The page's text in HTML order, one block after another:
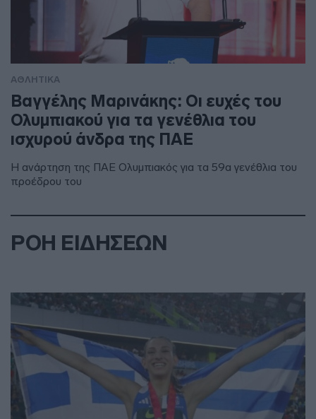
ΑΘΛΗΤΙΚΑ
Βαγγέλης Μαρινάκης: Οι ευχές του
Ολυμπιακού για τα γενέθλια του
ισχυρού άνδρα της ΠΑΕ
Η ανάρτηση της ΠΑΕ Ολυμπιακός για τα 59α γενέθλια του
προέδρου του
ΡΟΗ ΕΙΔΗΣΕΩΝ